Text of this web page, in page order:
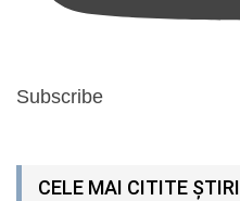
Subscribe
CELE MAI CITITE ȘTIRI